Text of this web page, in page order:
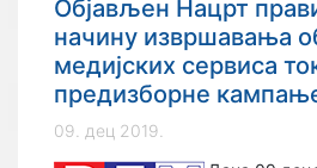
Објављен Нацрт
начину извршавања
медијских сервиса
предизборне
09. дец 2019.